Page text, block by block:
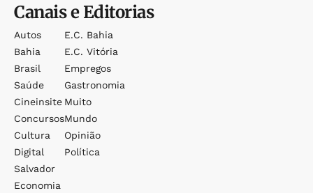
Canais e Editorias
Autos
Bahia
Brasil
Saúde
Cineinsite
Concursos
Cultura
Digital
Salvador
Economia
E.c. Bahia
E.c. Vitória
Empregos
Gastronomia
Muito
Mundo
Opinião
Política